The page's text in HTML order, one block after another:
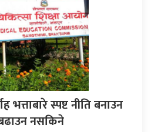
भत्ताबारे स्पष्ट नीति बनाउन
नसकिने